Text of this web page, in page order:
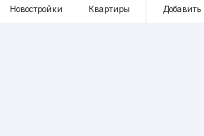
Новостройки Квартиры Добавить
Проект компании Webnow ©